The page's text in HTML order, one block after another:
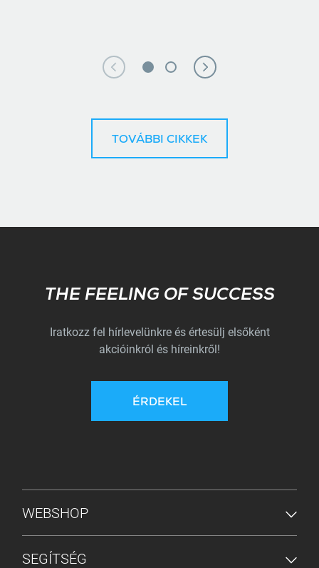
TOVÁBBI CIKKEK
Subscribe
THE FEELING OF SUCCESS
Iratkozz fel hírlevelünkre és értesülj elsőként
akcióinkról és híreinkről!
ÉRDEKEL
ALSÓ MENÜ
WEBSHOP
SEGÍTSÉG